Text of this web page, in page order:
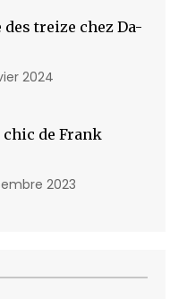
treize chez Da-
2024
chic de Frank
2023